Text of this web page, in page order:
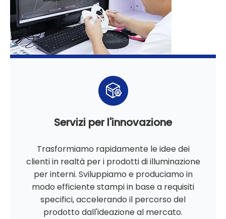
Servizi per l'innovazione
Trasformiamo rapidamente le idee dei
clienti in realtà per i prodotti di illuminazione
per interni. Sviluppiamo e produciamo in
modo efficiente stampi in base a requisiti
specifici, accelerando il percorso del
prodotto dall'ideazione al mercato.